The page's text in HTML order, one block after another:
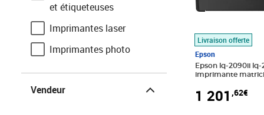
Fujifilm
123 consommables
Casio
Agfaphoto
et étiqueteuses
Imprimantes laser
Imprimantes photo
Vendeur
Livraison offerte
Epson
Epson lq-2090ii lq-
imprimante
1 201 ,62€